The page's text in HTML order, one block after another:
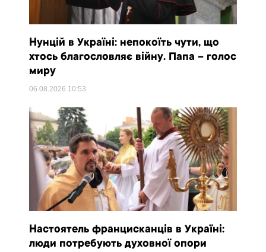
Нунцій в Україні: непокоїть чути, що
хтось благословляє війну. Папа – голос
миру
06.08.2026 10:53
Настоятель францисканців в Україні:
люди потребують духовної опори